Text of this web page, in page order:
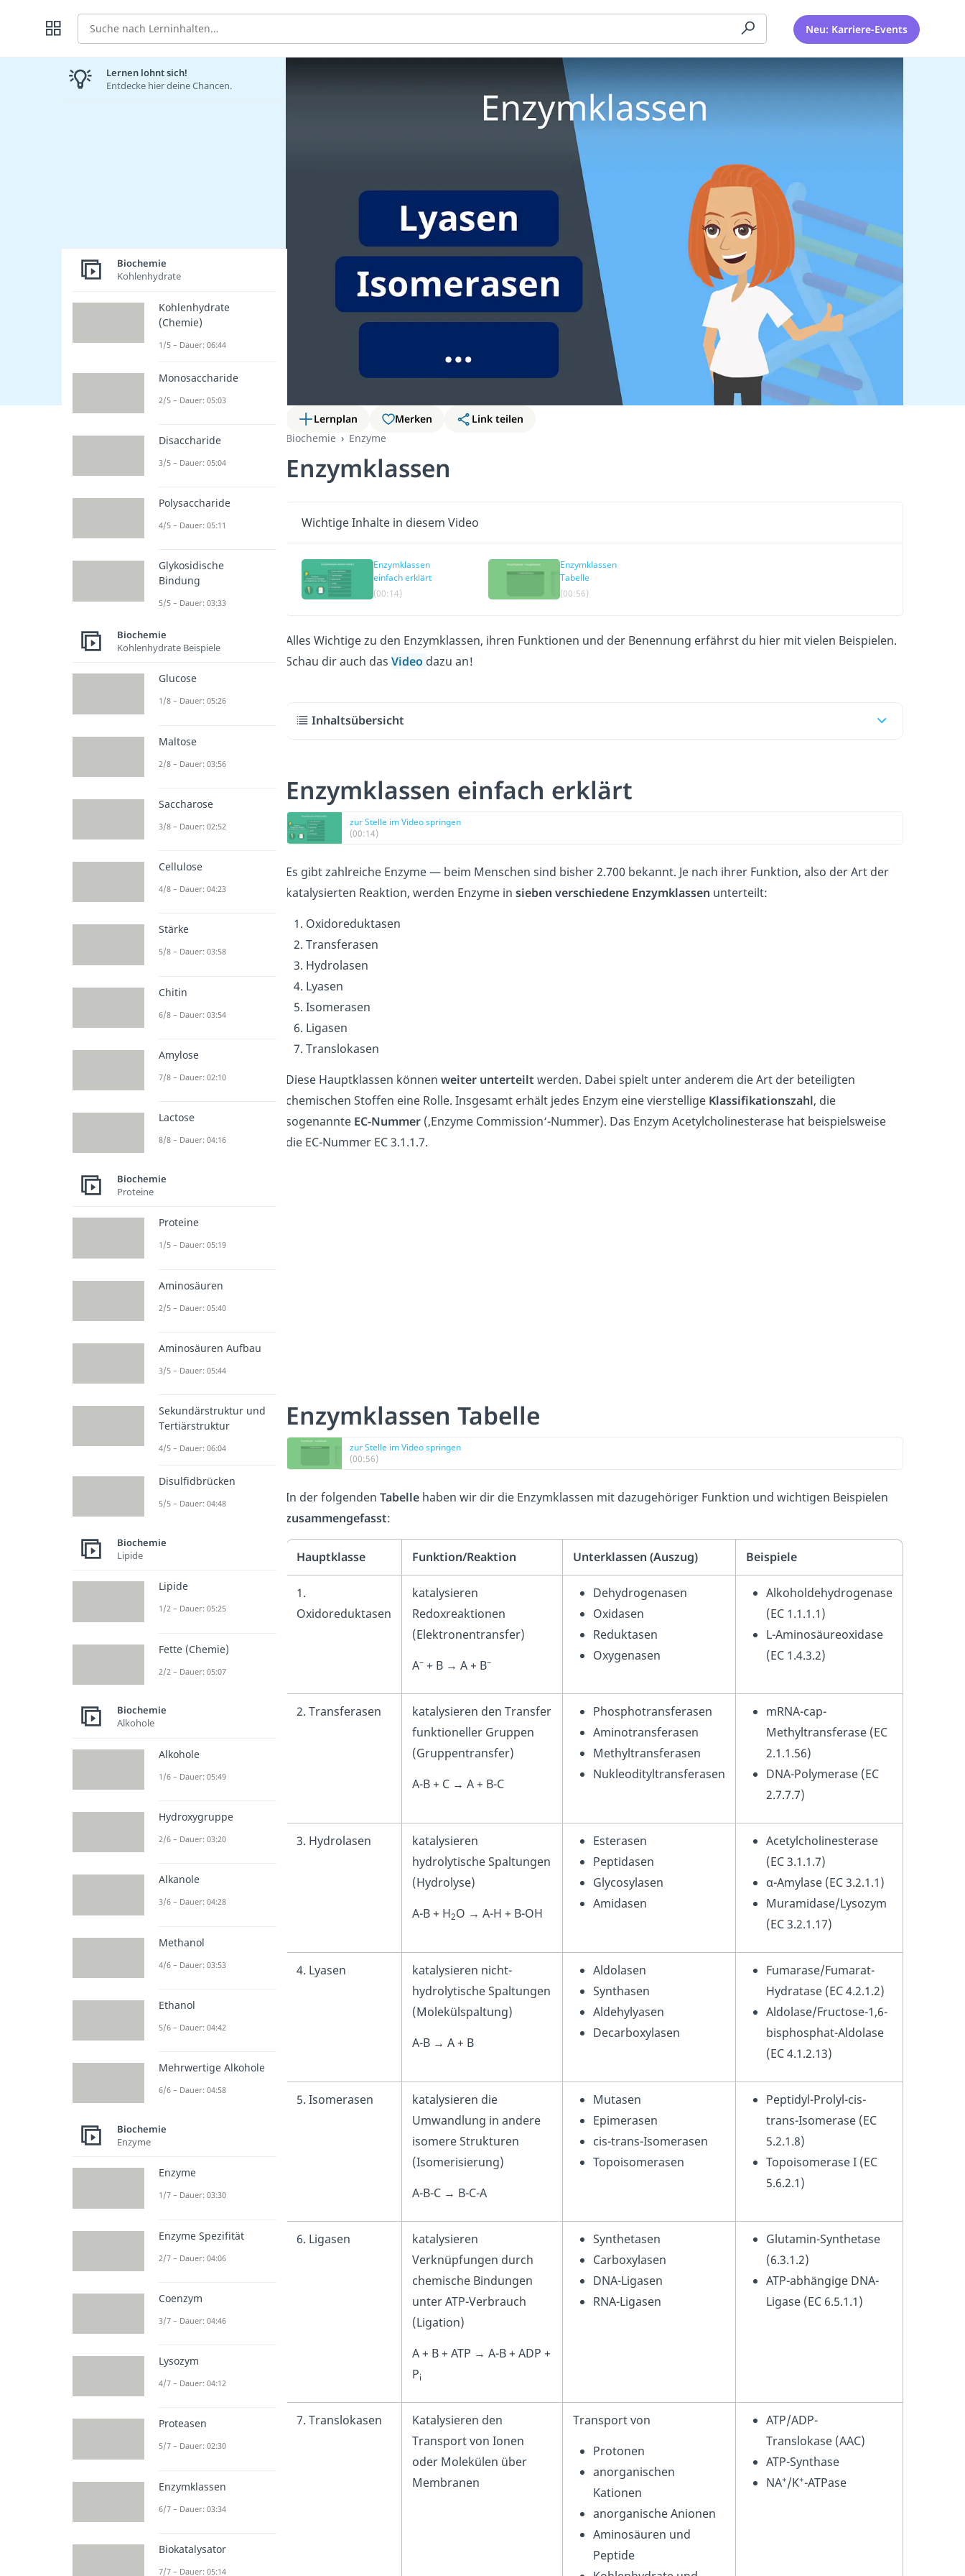
Suche Neu: Karriere-Events
Lernplan Merken
Link teilen
Biochemie
Enzyme
Enzymklassen
Wichtige Inhalte in diesem Video
Enzymklassen
einfach erklärt
(00:14)
Enzymklassen
Tabelle
(00:56)
Alles Wichtige zu den Enzymklassen, ihren Funktionen und der Benennung erfährst du hier mit vielen Beispielen.
Schau dir auch das Video dazu an!
Inhaltsübersicht
Enzymklassen einfach erklärt
zur Stelle im Video springen
(00:14)
Es gibt zahlreiche Enzyme — beim Menschen sind bisher 2.700 bekannt. Je nach ihrer Funktion, also der Art der
katalysierten Reaktion, werden Enzyme in sieben verschiedene Enzymklassen unterteilt:
Oxidoreduktasen
Transferasen
Hydrolasen
Lyasen
Isomerasen
Ligasen
Translokasen
Diese Hauptklassen können weiter unterteilt werden. Dabei spielt unter anderem die Art der beteiligten
chemischen Stoffen eine Rolle. Insgesamt erhält jedes Enzym eine vierstellige Klassifikationszahl, die
sogenannte EC-Nummer (‚Enzyme Commission‘-Nummer). Das Enzym Acetylcholinesterase hat beispielsweise
die EC-Nummer EC 3.1.1.7.
Enzymklassen Tabelle
zur Stelle im Video springen
(00:56)
In der folgenden Tabelle haben wir dir die Enzymklassen mit dazugehöriger Funktion und wichtigen Beispielen
zusammengefasst:
Hauptklasse Funktion/Reaktion Unterklassen (Auszug) Beispiele
1.
Oxidoreduktasen
katalysieren
Redoxreaktionen
(Elektronentransfer)
A– + B → A + B–
Dehydrogenasen
Oxidasen
Reduktasen
Oxygenasen
Alkoholdehydrogenase
(EC 1.1.1.1)
L-Aminosäureoxidase
(EC 1.4.3.2)
2. Transferasen
katalysieren den Transfer
funktioneller Gruppen
(Gruppentransfer)
A-B + C → A + B-C
Phosphotransferasen
Aminotransferasen
Methyltransferasen
Nukleodityltransferasen
mRNA-cap-
Methyltransferase (EC
2.1.1.56)
DNA-Polymerase (EC
2.7.7.7)
3. Hydrolasen
katalysieren
hydrolytische Spaltungen
(Hydrolyse)
A-B + H2O → A-H + B-OH
Esterasen
Peptidasen
Glycosylasen
Amidasen
Acetylcholinesterase
(EC 3.1.1.7)
α-Amylase (EC 3.2.1.1)
Muramidase/Lysozym
(EC 3.2.1.17)
4. Lyasen
katalysieren nicht-
hydrolytische Spaltungen
(Molekülspaltung)
A-B → A + B
Aldolasen
Synthasen
Aldehylyasen
Decarboxylasen
Fumarase/Fumarat-
Hydratase (EC 4.2.1.2)
Aldolase/Fructose-1,6-
bisphosphat-Aldolase
(EC 4.1.2.13)
5. Isomerasen
katalysieren die
Umwandlung in andere
isomere Strukturen
(Isomerisierung)
A-B-C → B-C-A
Mutasen
Epimerasen
cis-trans-Isomerasen
Topoisomerasen
Peptidyl-Prolyl-cis-
trans-Isomerase (EC
5.2.1.8)
Topoisomerase I (EC
5.6.2.1)
6. Ligasen
katalysieren
Verknüpfungen durch
chemische Bindungen
unter ATP-Verbrauch
(Ligation)
A + B + ATP → A-B + ADP +
Pi
Synthetasen
Carboxylasen
DNA-Ligasen
RNA-Ligasen
Glutamin-Synthetase
(6.3.1.2)
ATP-abhängige DNA-
Ligase (EC 6.5.1.1)
7. Translokasen
Katalysieren den
Transport von Ionen
oder Molekülen über
Membranen
Transport von
Protonen
anorganischen
Kationen
anorganische Anionen
Aminosäuren und
Peptide
ATP/ADP-
Translokase (AAC)
ATP-Synthase
NA+/K+-ATPase
Lernen lohnt sich!
Entdecke hier deine Chancen.
Biochemie
Kohlenhydrate
Kohlenhydrate
(Chemie)
1/5 – Dauer: 06:44
Monosaccharide
2/5 – Dauer: 05:03
Disaccharide
3/5 – Dauer: 05:04
Polysaccharide
4/5 – Dauer: 05:11
Glykosidische
Bindung
5/5 – Dauer: 03:33
Biochemie
Kohlenhydrate Beispiele
Glucose
1/8 – Dauer: 05:26
Maltose
2/8 – Dauer: 03:56
Saccharose
3/8 – Dauer: 02:52
Cellulose
4/8 – Dauer: 04:23
Stärke
5/8 – Dauer: 03:58
Chitin
6/8 – Dauer: 03:54
Amylose
7/8 – Dauer: 02:10
Lactose
8/8 – Dauer: 04:16
Biochemie
Proteine
Proteine
1/5 – Dauer: 05:19
Aminosäuren
2/5 – Dauer: 05:40
Aminosäuren Aufbau
3/5 – Dauer: 05:44
Sekundärstruktur und
Tertiärstruktur
4/5 – Dauer: 06:04
Disulfidbrücken
5/5 – Dauer: 04:48
Biochemie
Lipide
Lipide
1/2 – Dauer: 05:25
Fette (Chemie)
2/2 – Dauer: 05:07
Biochemie
Alkohole
Alkohole
1/6 – Dauer: 05:49
Hydroxygruppe
2/6 – Dauer: 03:20
Alkanole
3/6 – Dauer: 04:28
Methanol
4/6 – Dauer: 03:53
Ethanol
5/6 – Dauer: 04:42
Mehrwertige Alkohole
6/6 – Dauer: 04:58
Biochemie
Enzyme
Enzyme
1/7 – Dauer: 03:30
Enzyme Spezifität
2/7 – Dauer: 04:06
Coenzym
3/7 – Dauer: 04:46
Lysozym
4/7 – Dauer: 04:12
Proteasen
5/7 – Dauer: 02:30
Enzymklassen
6/7 – Dauer: 03:34
Biokatalysator
7/7 – Dauer: 05:14